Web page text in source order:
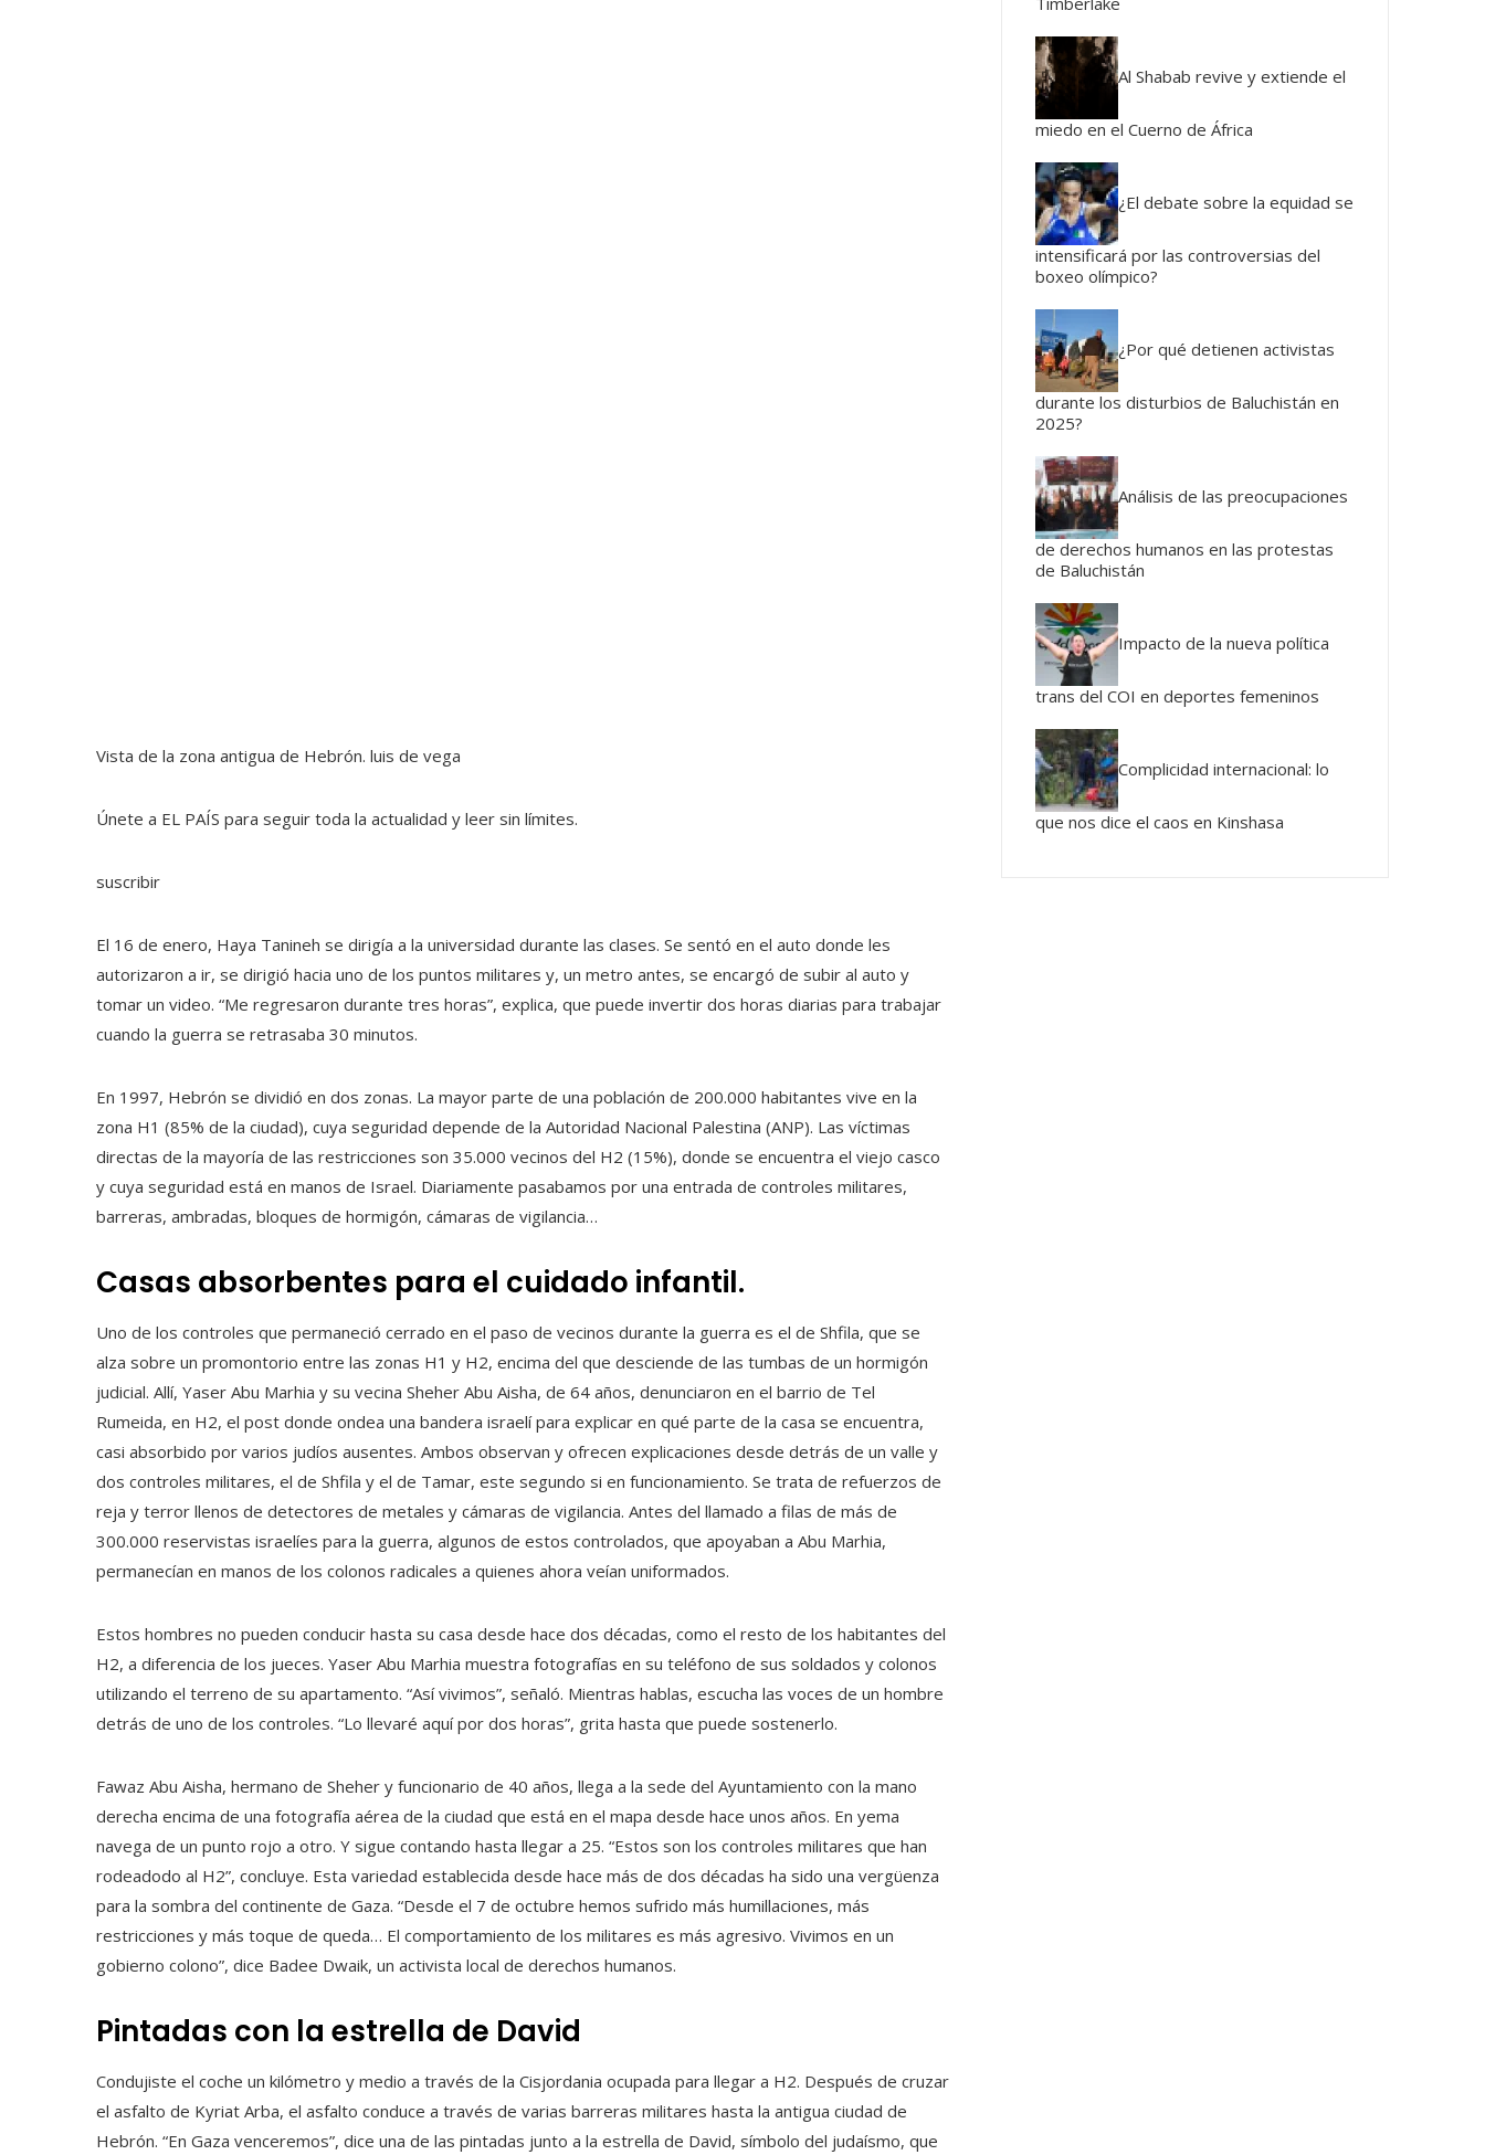
Vista de la zona antigua de Hebrón. luis de vega
Únete a EL PAÍS para seguir toda la actualidad y leer sin límites.
suscribir
El 16 de enero, Haya Tanineh se dirigía a la universidad durante las clases. Se sentó en el auto donde les
autorizaron a ir, se dirigió hacia uno de los puntos militares y, un metro antes, se encargó de subir al auto y
tomar un video. “Me regresaron durante tres horas”, explica, que puede invertir dos horas diarias para trabajar
cuando la guerra se retrasaba 30 minutos.
En 1997, Hebrón se dividió en dos zonas. La mayor parte de una población de 200.000 habitantes vive en la
zona H1 (85% de la ciudad), cuya seguridad depende de la Autoridad Nacional Palestina (ANP). Las víctimas
directas de la mayoría de las restricciones son 35.000 vecinos del H2 (15%), donde se encuentra el viejo casco
y cuya seguridad está en manos de Israel. Diariamente pasabamos por una entrada de controles militares,
barreras, ambradas, bloques de hormigón, cámaras de vigilancia…
Casas absorbentes para el cuidado infantil.
Uno de los controles que permaneció cerrado en el paso de vecinos durante la guerra es el de Shfila, que se
alza sobre un promontorio entre las zonas H1 y H2, encima del que desciende de las tumbas de un hormigón
judicial. Allí, Yaser Abu Marhia y su vecina Sheher Abu Aisha, de 64 años, denunciaron en el barrio de Tel
Rumeida, en H2, el post donde ondea una bandera israelí para explicar en qué parte de la casa se encuentra,
casi absorbido por varios judíos ausentes. Ambos observan y ofrecen explicaciones desde detrás de un valle y
dos controles militares, el de Shfila y el de Tamar, este segundo si en funcionamiento. Se trata de refuerzos de
reja y terror llenos de detectores de metales y cámaras de vigilancia. Antes del llamado a filas de más de
300.000 reservistas israelíes para la guerra, algunos de estos controlados, que apoyaban a Abu Marhia,
permanecían en manos de los colonos radicales a quienes ahora veían uniformados.
Estos hombres no pueden conducir hasta su casa desde hace dos décadas, como el resto de los habitantes del
H2, a diferencia de los jueces. Yaser Abu Marhia muestra fotografías en su teléfono de sus soldados y colonos
utilizando el terreno de su apartamento. “Así vivimos”, señaló. Mientras hablas, escucha las voces de un hombre
detrás de uno de los controles. “Lo llevaré aquí por dos horas”, grita hasta que puede sostenerlo.
Fawaz Abu Aisha, hermano de Sheher y funcionario de 40 años, llega a la sede del Ayuntamiento con la mano
derecha encima de una fotografía aérea de la ciudad que está en el mapa desde hace unos años. En yema
navega de un punto rojo a otro. Y sigue contando hasta llegar a 25. “Estos son los controles militares que han
rodeadodo al H2”, concluye. Esta variedad establecida desde hace más de dos décadas ha sido una vergüenza
para la sombra del continente de Gaza. “Desde el 7 de octubre hemos sufrido más humillaciones, más
restricciones y más toque de queda… El comportamiento de los militares es más agresivo. Vivimos en un
gobierno colono”, dice Badee Dwaik, un activista local de derechos humanos.
Pintadas con la estrella de David
Condujiste el coche un kilómetro y medio a través de la Cisjordania ocupada para llegar a H2. Después de cruzar
el asfalto de Kyriat Arba, el asfalto conduce a través de varias barreras militares hasta la antigua ciudad de
Hebrón. “En Gaza venceremos”, dice una de las pintadas junto a la estrella de David, símbolo del judaísmo, que
Al Shabab revive y extiende el
miedo en el Cuerno de África
¿El debate sobre la equidad se
intensificará por las controversias del
boxeo olímpico?
¿Por qué detienen activistas
durante los disturbios de Baluchistán en
2025?
Análisis de las preocupaciones
de derechos humanos en las protestas
de Baluchistán
Impacto de la nueva política
trans del COI en deportes femeninos
Complicidad internacional: lo
que nos dice el caos en Kinshasa